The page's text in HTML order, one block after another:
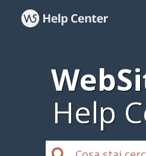
Help